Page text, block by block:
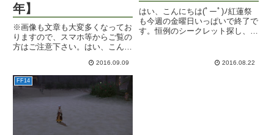
年】
※画像も文章も大変多くなってお
りますので、スマホ等からご覧の
方はご注意下さい。はい、こんに
にこちらのPLLをおさらいしてお
きましょうね。＜動画＆フォーラ
ム＞公式の動画＆まとめはこち
ら。「第31回FFXI...
2016.09.09
はい、こんにちは(ﾟーﾟ)ﾉ紅蓮祭
も今週の金曜日いっぱいで終了で
す。恒例のシークレット探し、行
が会場のどこかに隠れていました
2016.08.22
FF14